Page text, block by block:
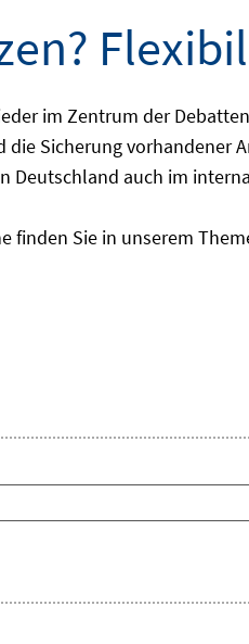
im Zentrum der
Sicherung vorhandener
auch im
finden Sie in unserem